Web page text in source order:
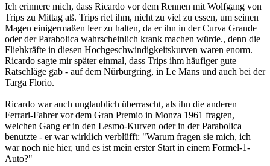
Ich erinnere mich, dass Ricardo vor dem Rennen mit Wolfgang von
Trips zu Mittag aß. Trips riet ihm, nicht zu viel zu essen, um seinen
Magen einigermaßen leer zu halten, da er ihn in der Curva Grande
oder der Parabolica wahrscheinlich krank machen würde., denn die
Fliehkräfte in diesen Hochgeschwindigkeitskurven waren enorm.
Ricardo sagte mir später einmal, dass Trips ihm häufiger gute
Ratschläge gab - auf dem Nürburgring, in Le Mans und auch bei der
Targa Florio.
Ricardo war auch unglaublich überrascht, als ihn die anderen
Ferrari-Fahrer vor dem Gran Premio in Monza 1961 fragten,
welchen Gang er in den Lesmo-Kurven oder in der Parabolica
benutzte - er war wirklich verblüfft: "Warum fragen sie mich, ich
war noch nie hier, und es ist mein erster Start in einem Formel-1-
Auto?"